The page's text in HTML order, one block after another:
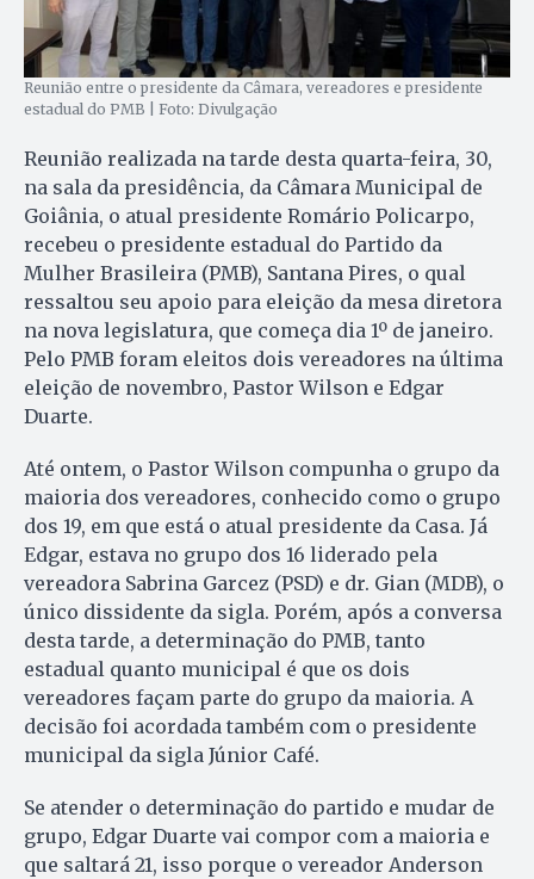
Reunião entre o presidente da Câmara, vereadores e presidente
estadual do PMB | Foto: Divulgação
Reunião realizada na tarde desta quarta-feira, 30,
na sala da presidência, da Câmara Municipal de
Goiânia, o atual presidente Romário Policarpo,
recebeu o presidente estadual do Partido da
Mulher Brasileira (PMB), Santana Pires, o qual
ressaltou seu apoio para eleição da mesa diretora
na nova legislatura, que começa dia 1º de janeiro.
Pelo PMB foram eleitos dois vereadores na última
eleição de novembro, Pastor Wilson e Edgar
Duarte.
Até ontem, o Pastor Wilson compunha o grupo da
maioria dos vereadores, conhecido como o grupo
dos 19, em que está o atual presidente da Casa. Já
Edgar, estava no grupo dos 16 liderado pela
vereadora Sabrina Garcez (PSD) e dr. Gian (MDB), o
único dissidente da sigla. Porém, após a conversa
desta tarde, a determinação do PMB, tanto
estadual quanto municipal é que os dois
vereadores façam parte do grupo da maioria. A
decisão foi acordada também com o presidente
municipal da sigla Júnior Café.
Se atender o determinação do partido e mudar de
grupo, Edgar Duarte vai compor com a maioria e
que saltará 21, isso porque o vereador Anderson